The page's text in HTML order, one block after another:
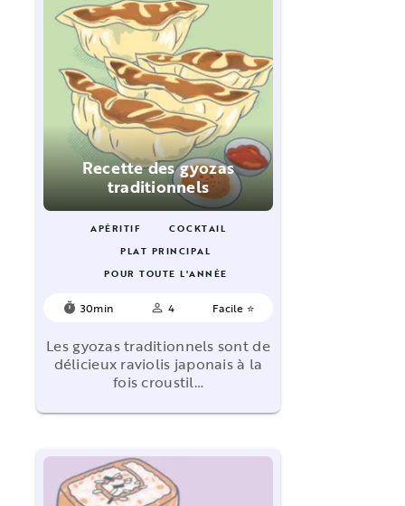
Recette des gyozas
traditionnels
APÉRITIF
COCKTAIL
PLAT PRINCIPAL
POUR TOUTE L'ANNÉE
timer 30min person_outline 4 Facile ⭐
Les gyozas traditionnels sont de
délicieux raviolis japonais à la
fois croustil…